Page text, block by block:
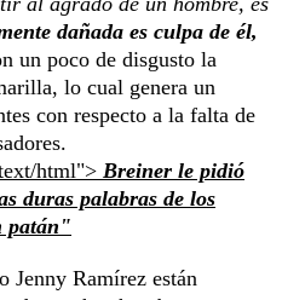
dañada es culpa de él,
un poco de disgusto la
lo cual genera un
con respecto a la falta de
html"> Breiner le pidió
duras palabras de los
patán"
Jenny Ramírez están